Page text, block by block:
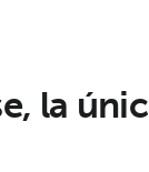
la